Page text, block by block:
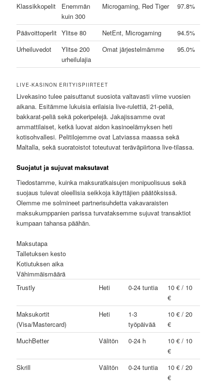
Klassikkopelit
Enemmän
kuin 300
Microgaming, Red Tiger 97.8%
Päävoittoperlit Ylitse 80 NetEnt, Microgaming
94.5%
Urheiluvedot
Ylitse 200
urheilulajia
Omat järjestelmämme 95.0%
LIVE-KASINON ERITYISPIIRTEET
Livekasino tulee paisuttanut suosiota valtavasti viime vuosien
aikana. Esitämme lukuisia erilaisia live-rulettiä, 21-peliä,
bakkarat-peliä sekä pokeripelejä. Jakajissamme ovat
ammattilaiset, ketkä luovat aidon kasinoelämyksen heti
kotisohvallesi. Pelitilojemme ovat Latviassa maassa sekä
Maltalla, sekä suoratoistot toteutuvat teräväpiirtona live-tilassa.
Suojatut ja sujuvat maksutavat
Tiedostamme, kuinka maksuratkaisujen monipuolisuus sekä
suojaus tulevat oleellisia seikkoja käyttäjien päätöksissä.
Olemme me solmineet partnerisuhdetta vakavaraisten
maksukumppanien parissa turvataksemme sujuvat transaktiot
kumpaan tahansa päähän.
Maksutapa
Talletuksen kesto
Kotiutuksen aika
Vähimmäismäärä
Trustly
Heti 0-24 tuntia
10 € / 10
€
Maksukortit
(Visa/Mastercard)
Heti
1-3
työpäivää
10 € / 20
€
MuchBetter
Välitön 0-24 h
10 € / 10
€
Skrill
Välitön 0-24 tuntia
10 € / 20
€